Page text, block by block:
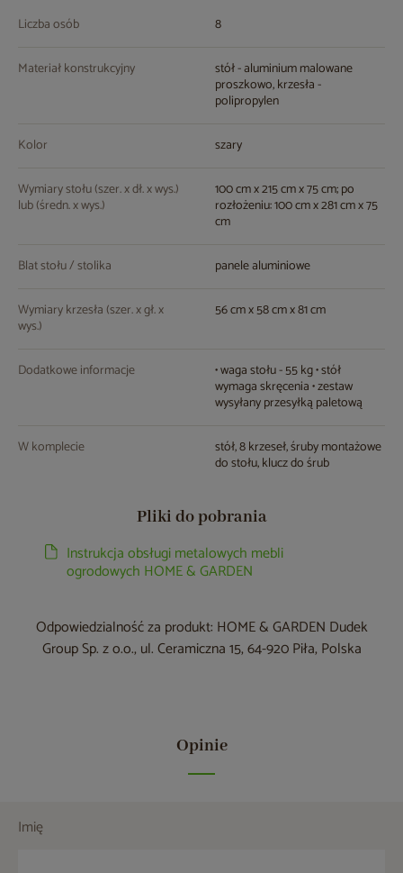
Liczba osób 8
Materiał konstrukcyjny stół - aluminium malowane
proszkowo, krzesła -
polipropylen
Kolor szary
Wymiary stołu (szer. x dł. x wys.)
lub (średn. x wys.)
100 cm x 215 cm x 75 cm; po
rozłożeniu: 100 cm x 281 cm x 75
cm
Blat stołu / stolika panele aluminiowe
Wymiary krzesła (szer. x gł. x
wys.)
56 cm x 58 cm x 81 cm
Dodatkowe informacje • waga stołu - 55 kg • stół
wymaga skręcenia • zestaw
wysyłany przesyłką paletową
W komplecie stół, 8 krzeseł, śruby montażowe
do stołu, klucz do śrub
Pliki do pobrania
Instrukcja obsługi metalowych mebli
ogrodowych HOME & GARDEN
Odpowiedzialność za produkt: HOME & GARDEN Dudek
Group Sp. z o.o., ul. Ceramiczna 15, 64-920 Piła, Polska
Opinie
Imię